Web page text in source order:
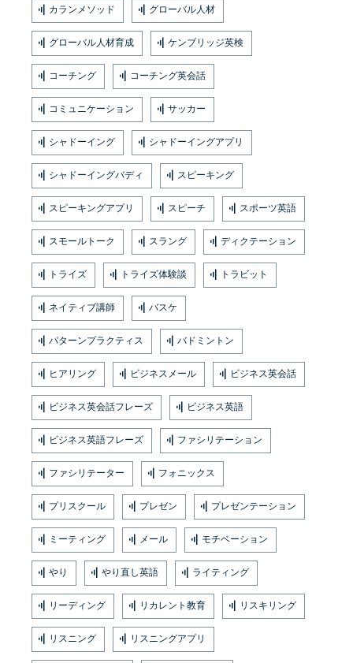
カランメソッド グローバル人材
グローバル人材育成 ケンブリッジ英検
コーチング コーチング英会話
コミュニケーション サッカー
シャドーイング シャドーイングアプリ
シャドーイングバディ スピーキング
スピーキングアプリ スピーチ スポーツ英語
スモールトーク スラング ディクテーション
トライズ トライズ体験談 トラビット
ネイティブ講師 バスケ
パターンプラクティス バドミントン
ヒアリング ビジネスメール ビジネス英会話
ビジネス英会話フレーズ ビジネス英語
ビジネス英語フレーズ ファシリテーション
ファシリテーター フォニックス
プリスクール プレゼン プレゼンテーション
ミーティング メール モチベーション
やり やり直し英語 ライティング
リーディング リカレント教育 リスキリング
リスニング リスニングアプリ